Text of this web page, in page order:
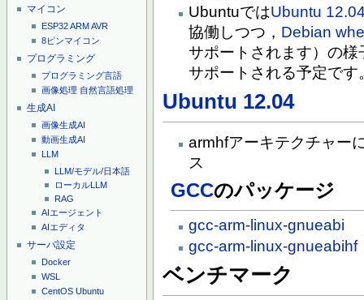
マイコン
ESP32ARMAVR
8ピンマイコン
プログラミング
プログラミング言語
画像処理 自然言語処理
生成AI
画像生成AI
動画生成AI
LLM
LLM/モデル/日本語
ローカルLLM
RAG
AIエージェント
AIエディタ
サーバ設定
Docker
WSL
CentOS Ubuntu
UbuntuではUbuntu
協働しつつ， Debian
サポートされます）の
サポートされる予定です
Ubuntu 12.04
armhfアーキテクチャー
ス
GCCのパッケージ
gcc-arm-linux-gnueabi
gcc-arm-linux-gnueabihf
ベンチマーク